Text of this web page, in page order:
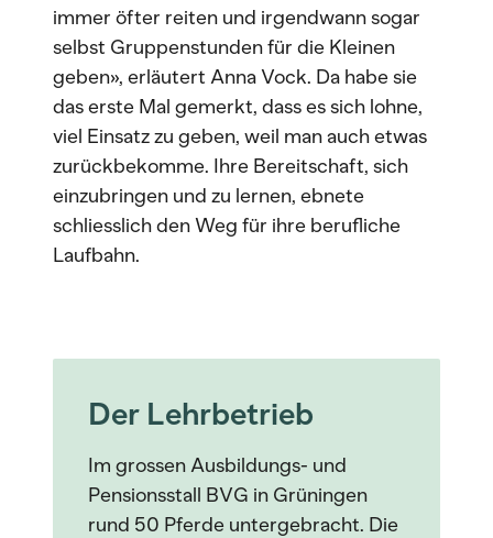
immer öfter reiten und irgendwann sogar
selbst Gruppenstunden für die Kleinen
geben», erläutert Anna Vock. Da habe sie
das erste Mal gemerkt, dass es sich lohne,
viel Einsatz zu geben, weil man auch etwas
zurückbekomme. Ihre Bereitschaft, sich
einzubringen und zu lernen, ebnete
schliesslich den Weg für ihre berufliche
Laufbahn.
Der Lehrbetrieb
Im grossen Ausbildungs- und
Pensionsstall BVG in Grüningen
rund 50 Pferde untergebracht. Die